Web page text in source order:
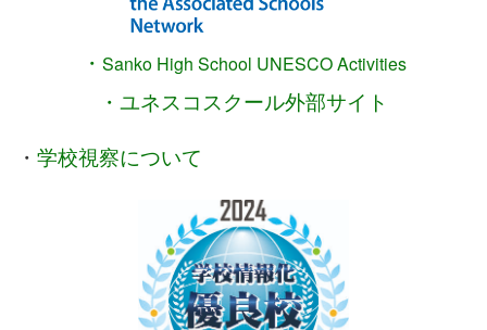
・ Sanko High School UNESCO Activities
・ユネスコスクール外部サイト
・ 学校視察について